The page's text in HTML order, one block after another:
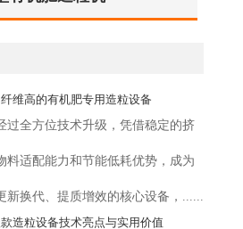
维高的有机肥专用造粒设备
过全方位技术升级，凭借稳定的挤
料适配能力和节能低耗优势，成为
换代、提质增效的核心设备，......
造粒设备技术亮点与实用价值